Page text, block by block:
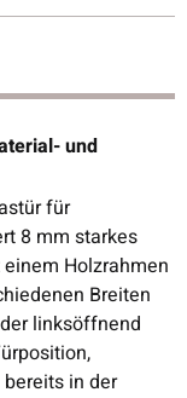
und
für
8 mm starkes
Holzrahmen
Breiten
linksöffnend
in der